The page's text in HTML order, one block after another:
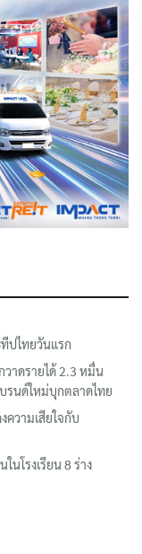
ปไทยวันแรก
าดรายได้ 2.3 หมื่น
รนด์ใหม่บุกตลาดไทย
ความเสียใจกับ
โรงเรียน 8 ร่าง